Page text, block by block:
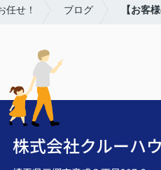
任せ！ ブログ 【お客
株式会社クルーハ